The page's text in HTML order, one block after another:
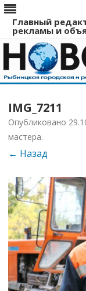
Главный
рекламы и
IMG_7211
Опубликовано
мастера.
← Назад